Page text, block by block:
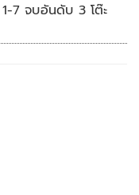
7 จบอันดับ 3 โต๊ะ